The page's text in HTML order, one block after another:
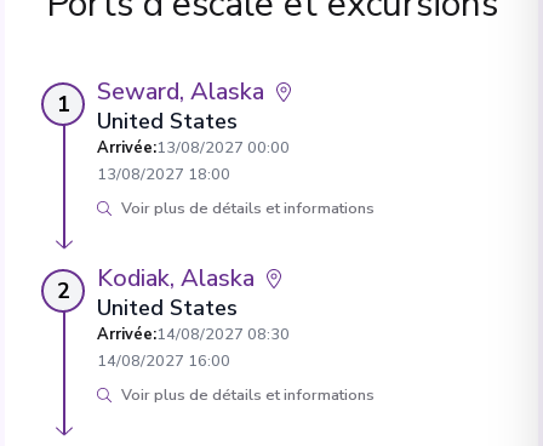
1 Seward, Alaska
United States
Arrivée:13/08/2027 00:00
13/08/2027 18:00
Voir plus de détails et informations
2 Kodiak, Alaska
United States
Arrivée:14/08/2027 08:30
14/08/2027 16:00
Voir plus de détails et informations